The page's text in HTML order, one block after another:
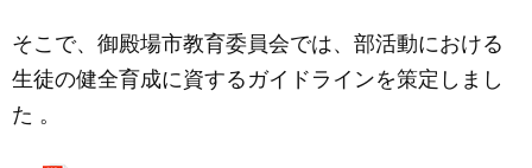
そこで、御殿場市教育委員会では、部活動における
生徒の健全育成に資するガイドラインを策定しまし
た 。